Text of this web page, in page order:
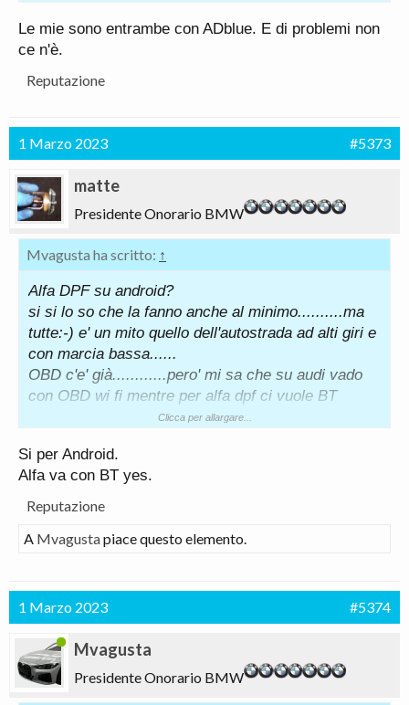
Le mie sono entrambe con ADblue. E di problemi non
ce n'è.
Reputazione
1 Marzo 2023 #5373
matte
Presidente Onorario BMW
Mvagusta ha scritto: ↑
Alfa DPF su android?
si si lo so che la fanno anche al minimo..........ma
tutte:-) e' un mito quello dell'autostrada ad alti giri e
con marcia bassa......
OBD c'e' già............pero' mi sa che su audi vado
con OBD wi fi mentre per alfa dpf ci vuole BT
Clicca per allargare...
Si per Android.
Alfa va con BT yes.
Reputazione
A Mvagustapiace questo elemento.
1 Marzo 2023 #5374
Mvagusta
Presidente Onorario BMW